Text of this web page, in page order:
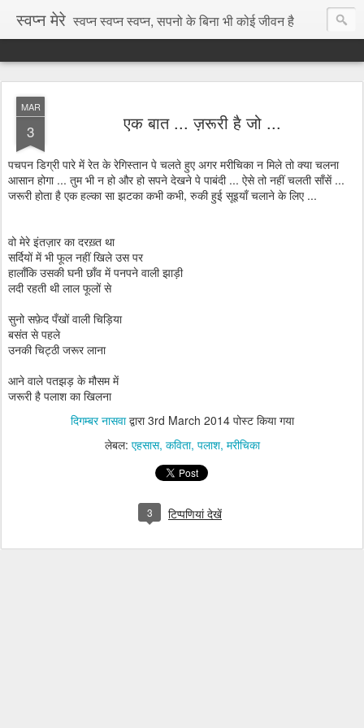
स्वप्न मेरे स्वप्न स्वप्न स्वप्न, सपनो के बिना भी कोई जीवन है
MAR
3 एक बात ... ज़रूरी है जो ...
पचपन डिग्री पारे में रेत के रेगिस्तान पे चलते हुए अगर मरीचिका न मिले तो क्या चलना
आसान होगा ... तुम भी न हो और हो सपने देखने पे पाबंदी ... ऐसे तो नहीं चलती साँसें ...
जरूरी होता है एक हल्का सा झटका कभी कभी, रुकी हुई सूइयाँ चलाने के लिए ...
वो मेरे इंतज़ार का दरख़्त था
सर्दियों में भी फूल नहीं खिले उस पर
हालाँकि उसकी घनी छाँव में पनपने वाली झाड़ी
लदी रहती थी लाल फूलों से
सुनो सफ़ेद पँखों वाली चिड़िया
बसंत से पहले
उनकी चिट्ठी जरूर लाना
आने वाले पतझड़ के मौसम में
जरूरी है पलाश का खिलना
दिगम्बर नासवाद्वारा3rd March 2014पोस्ट किया गया
लेबल: एहसास कविता पलाश मरीचिका
3 टिप्पणियां देखें